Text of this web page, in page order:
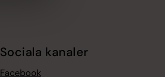
Sociala kanaler
Facebook